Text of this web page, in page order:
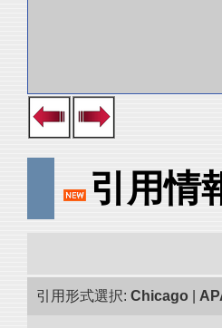
引用情
引用形式選択: Chicago